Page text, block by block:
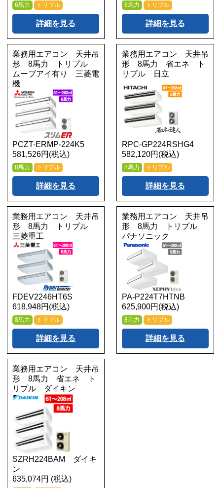
6馬力 トリプル
詳細を見る
8馬力 トリプル
詳細を見る
業務用エアコン 天井吊
形 8馬力 トリプル
ムーブアイ有り 三菱電
機
PCZT-ERMP-224K5
581,526円(税込)
8馬力 トリプル
詳細を見る
業務用エアコン 天井吊
形 8馬力 省エネ ト
リプル 日立
RPC-GP224RSHG4
582,120円(税込)
8馬力 トリプル
詳細を見る
業務用エアコン 天井吊
形 8馬力 トリプル
三菱重工
FDEV2246HT6S
618,948円(税込)
8馬力 トリプル
詳細を見る
業務用エアコン 天井吊
形 8馬力 トリプル
パナソニック
PA-P224T7HTNB
625,900円(税込)
8馬力 トリプル
詳細を見る
業務用エアコン 天井吊
形 8馬力 省エネ ト
リプル ダイキン
SZRH224BAM ダイキ
ン
635,074円 (税込)